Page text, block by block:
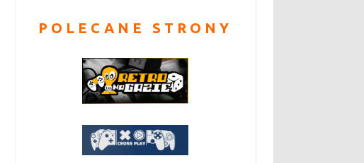
POLECANE STRONY